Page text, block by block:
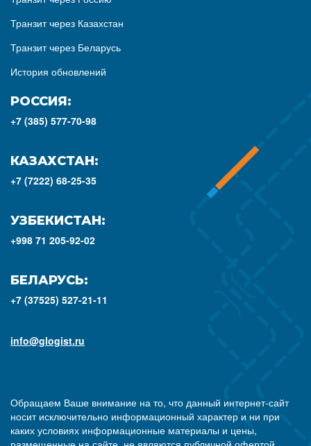
Транзит через Казахстан
Транзит через Беларусь
История обновлений
РОССИЯ:
+7 (385) 577-70-98
КАЗАХСТАН:
+7 (7222) 68-25-35
УЗБЕКИСТАН:
+998 71 205-92-02
БЕЛАРУСЬ:
+7 (37525) 527-21-11
info@glogist.ru
Обращаем Ваше внимание на то, что данный интернет-сайт
носит исключительно информационный характер и ни при
каких условиях информационные материалы и цены,